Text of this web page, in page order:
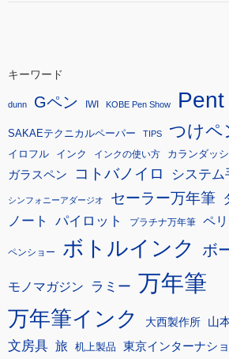
キーワード
dunn Gペン IWI KOBE Pen Show Pent
SAKAEテクニカルペーパー TIPS つけペ
イロフル インク インクの使い方 カランダッシ
ガラスペン コトバノイロ システム
シンフォニーアダージオ セーラー万年筆
ノート パイロット プラチナ万年筆 ペ
ペンショー ボトルインク ボ
モノマガジン ラミー 万年筆
万年筆インク 大西製作所 山
文房具 旅 机上製品 東京インターナシ